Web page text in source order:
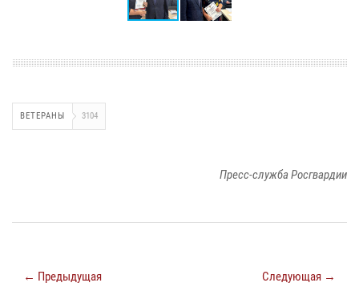
ВЕТЕРАНЫ 3104
Пресс-служба Росгвардии
← Предыдущая Следующая →